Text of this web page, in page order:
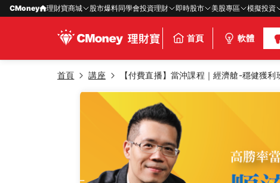
CMoney 理財寶商城 股市爆料同學會投資理財 即時股市 美股專區 模擬投資
首頁 軟體
首頁 講座 【付費直播】當沖課程｜經濟艙-穩健獲利